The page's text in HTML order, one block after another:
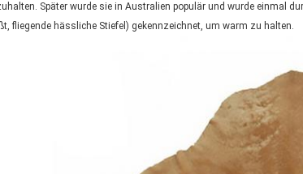
Später wurde sie in Australien populär und wurde einmal
fliegende hässliche Stiefel) gekennzeichnet, um warm zu halten.